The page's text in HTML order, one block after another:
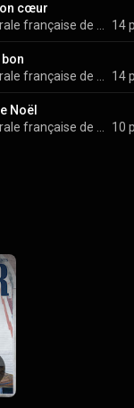
cœur
14
14
Noël
10